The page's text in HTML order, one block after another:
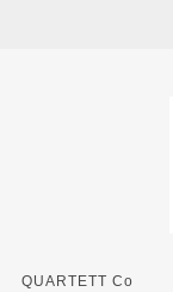
QUARTETT Co